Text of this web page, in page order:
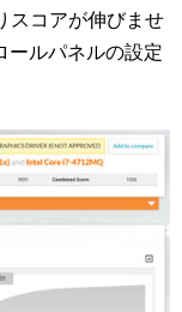
スコアが伸びませ
ールパネルの設定